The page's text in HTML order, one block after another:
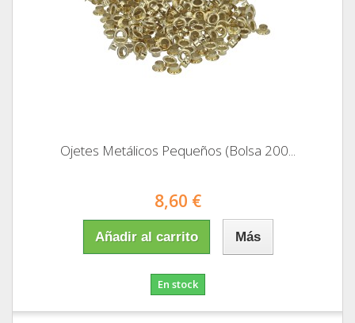
Ojetes Metálicos Pequeños (Bolsa 200...
8,60 €
Añadir al carrito Más
En stock